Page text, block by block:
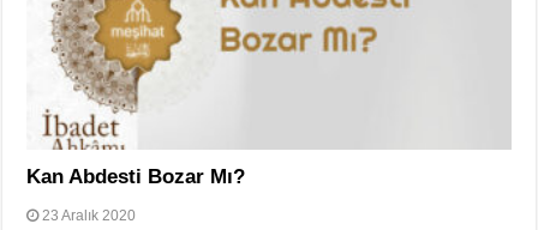
Kan Abdesti Bozar Mı?
23 Aralık 2020